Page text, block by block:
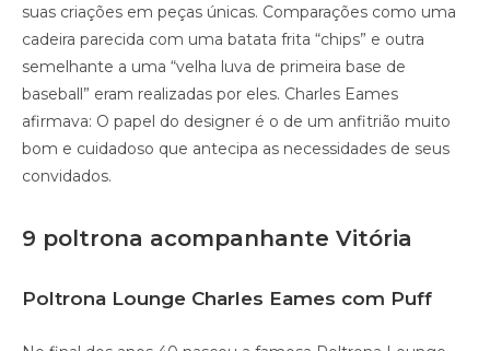
suas criações em peças únicas. Comparações como uma
cadeira parecida com uma batata frita “chips” e outra
semelhante a uma “velha luva de primeira base de
baseball” eram realizadas por eles. Charles Eames
afirmava: O papel do designer é o de um anfitrião muito
bom e cuidadoso que antecipa as necessidades de seus
convidados.
9 poltrona acompanhante Vitória
Poltrona Lounge Charles Eames com Puff